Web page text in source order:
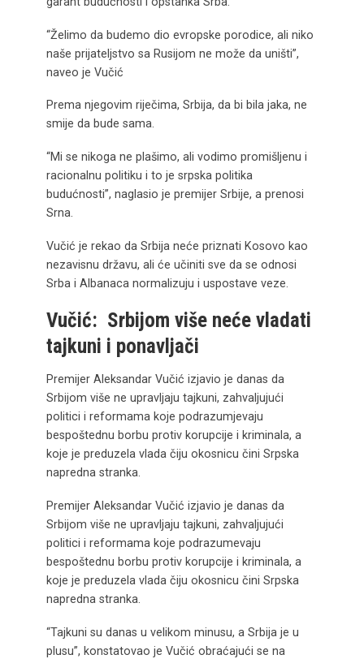
“Želimo da budemo dio evropske porodice, ali niko
naše prijateljstvo sa Rusijom ne može da uništi”,
naveo je Vučić
Prema njegovim riječima, Srbija, da bi bila jaka, ne
smije da bude sama.
“Mi se nikoga ne plašimo, ali vodimo promišljenu i
racionalnu politiku i to je srpska politika
budućnosti”, naglasio je premijer Srbije, a prenosi
Srna.
Vučić je rekao da Srbija neće priznati Kosovo kao
nezavisnu državu, ali će učiniti sve da se odnosi
Srba i Albanaca normalizuju i uspostave veze.
Vučić: Srbijom više neće vladati
tajkuni i ponavljači
Premijer Aleksandar Vučić izjavio je danas da
Srbijom više ne upravljaju tajkuni, zahvaljujući
politici i reformama koje podrazumjevaju
bespoštednu borbu protiv korupcije i kriminala, a
koje je preduzela vlada čiju okosnicu čini Srpska
napredna stranka.
Premijer Aleksandar Vučić izjavio je danas da
Srbijom više ne upravljaju tajkuni, zahvaljujući
politici i reformama koje podrazumevaju
bespoštednu borbu protiv korupcije i kriminala, a
koje je preduzela vlada čiju okosnicu čini Srpska
napredna stranka.
“Tajkuni su danas u velikom minusu, a Srbija je u
plusu”, konstatovao je Vučić obraćajući se na